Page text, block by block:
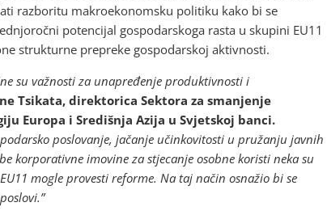
razboritu makroekonomsku politiku kako bi se
potencijal gospodarskoga rasta u skupini EU11
strukturne prepreke gospodarskoj aktivnosti.
su važnosti za unapređenje produktivnosti i
Tsikata, direktorica Sektora za smanjenje
Europa i Središnja Azija u Svjetskoj banci.
poslovanje, jačanje učinkovitosti u pružanju javnih
korporativne imovine za stjecanje osobne koristi neka su
mogle provesti reforme. Na taj način osnažio bi se